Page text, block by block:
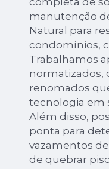
manutenção
Natural para
condomínios,
Trabalhamos
normatizados,
renomados
tecnologia em
Além disso,
ponta para
vazamentos
de quebrar